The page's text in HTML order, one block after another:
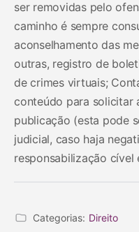
ser removidas pelo
caminho é sempre
aconselhamento das
outras, registro de
de crimes virtuais;
conteúdo para solicitar
publicação (esta pode
judicial, caso haja
responsabilização cível
Categorias: Direito